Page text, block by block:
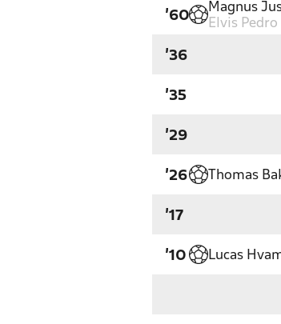
'60
Magnus
Elvis
'36
'35
'29
'26 Thomas
'17
'10 Lucas